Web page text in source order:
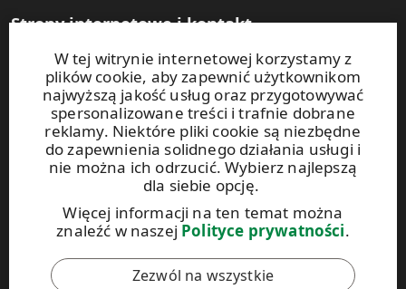
W tej witrynie internetowej korzystamy z
plików cookie, aby zapewnić użytkownikom
najwyższą jakość usług oraz przygotowywać
spersonalizowane treści i trafnie dobrane
reklamy. Niektóre pliki cookie są niezbędne
do zapewnienia solidnego działania usługi i
nie można ich odrzucić. Wybierz najlepszą
dla siebie opcję.
Więcej informacji na ten temat można
znaleźć w naszej Polityce prywatności.
Zezwól na wszystkie
Strony internetowe i kontakt
UPM Raflatac Graphics Solutions
UPM Raflatac Office Products
UPM Raflatac Industrial Removables
Kontakt
Niniejsza witryna jest chroniona za pomocą rozwiązania
reCAPTCHA. Obowiązują
zasady ochrony prywatności
warunki korzystaniaz usług Google.